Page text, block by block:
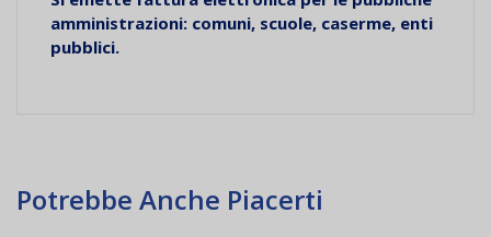
amministrazioni: comuni, scuole, caserme, enti
pubblici.
Potrebbe Anche Piacerti